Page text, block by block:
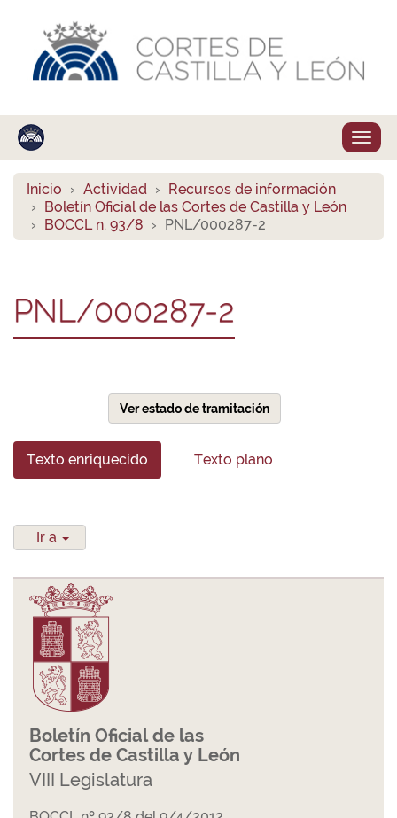
Inicio Actividad
Recursos de información
Boletín Oficial de las Cortes de Castilla y León
BOCCL n. 93/8
PNL/000287-2
PNL/000287-2
Ver estado de tramitación
Texto enriquecido Texto plano
Ir a
Boletín Oficial de las
Cortes de Castilla y León
VIII Legislatura